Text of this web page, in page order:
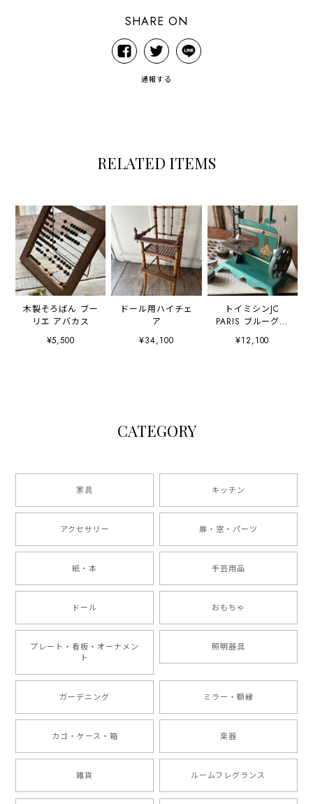
SHARE ON
通報する
RELATED ITEMS
木製そろばん ブー
リエ アバカス
¥5,500
ドール用ハイチェ
ア
¥34,100
トイミシンJC
PARIS ブルーグリ
ーン BABYシリー
ズ
¥12,100
CATEGORY
家具 キッチン
アクセサリー 扉・窓・パーツ
紙・本 手芸用品
ドール おもちゃ
プレート・看板・オーナメン
ト
照明器具
ガーデニング ミラー・額縁
カゴ・ケース・箱 楽器
雑貨 ルームフレグランス